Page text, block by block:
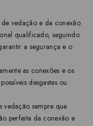
vedação e da conexão
qualificado, seguindo
a segurança e o
as conexões e os
desgastes ou
vedação sempre que
perfeita da conexão e